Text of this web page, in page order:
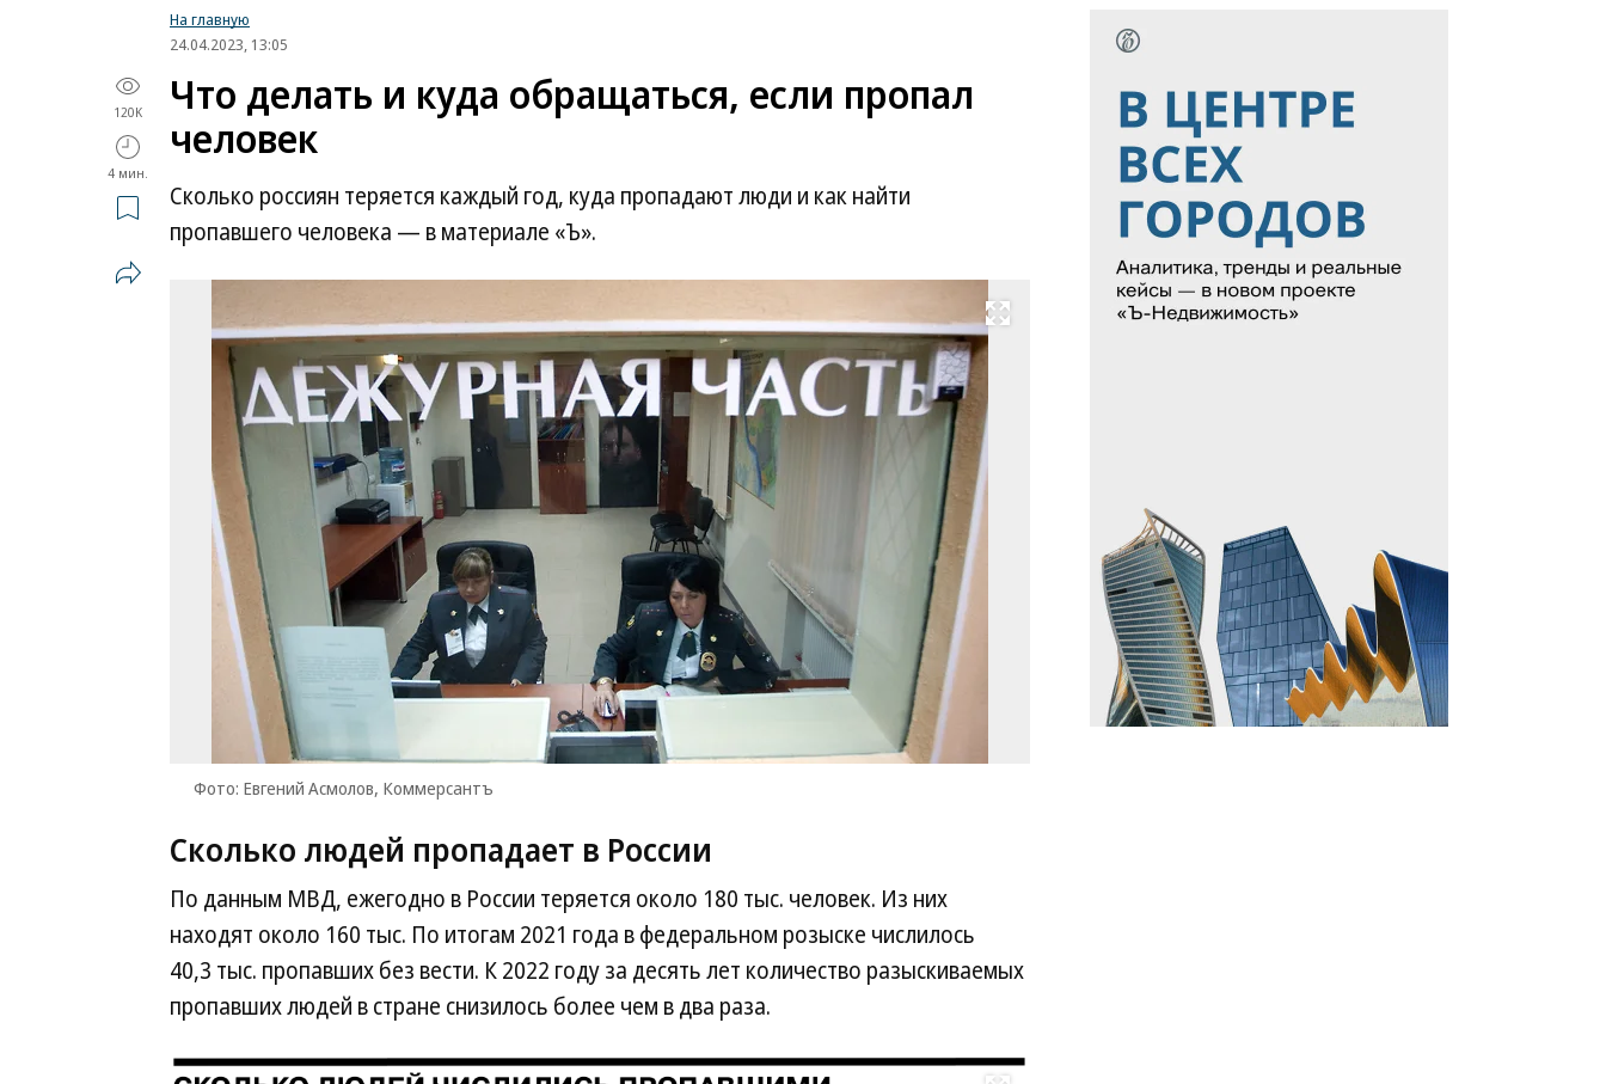
На главную
24.04.2023, 13:05
120K
4 мин.
Что делать и куда обращаться, если пропал
человек
Сколько россиян теряется каждый год, куда пропадают люди и как найти
пропавшего человека — в материале «Ъ».
Развернуть на весь экран
Фото: Евгений Асмолов, Коммерсантъ
Сколько людей пропадает в России
По данным МВД, ежегодно в России теряется около 180 тыс. человек. Из них
находят около 160 тыс. По итогам 2021 года в федеральном розыске числилось
40,3 тыс. пропавших без вести. К 2022 году за десять лет количество разыскиваемых
пропавших людей в стране снизилось более чем в два раза.